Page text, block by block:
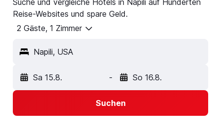
Suche und vergleiche Hotels in Napili auf Hunderten
Reise-Websites und spare Geld.
2 Gäste, 1 Zimmer
Napili, USA
Sa 15.8. - So 16.8.
Suchen